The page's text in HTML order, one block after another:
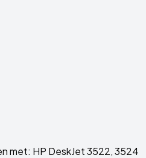
met: HP DeskJet 3522, 3524